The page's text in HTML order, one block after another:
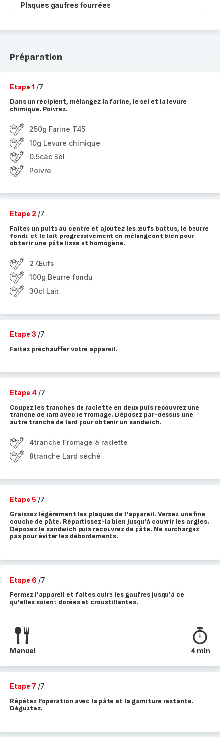
Plaques gaufres fourrées
Préparation
Etape 1 /7
Dans un récipient, mélangez la farine, le sel et la levure
chimique. Poivrez.
250g Farine T45
10g Levure chimique
0.5càc Sel
Poivre
Etape 2 /7
Faites un puits au centre et ajoutez les œufs battus, le beurre
fondu et le lait progressivement en mélangeant bien pour
obtenir une pâte lisse et homogène.
2 Œufs
100g Beurre fondu
30cl Lait
Etape 3 /7
Faites préchauffer votre appareil.
Etape 4 /7
Coupez les tranches de raclette en deux puis recouvrez une
tranche de lard avec le fromage. Déposez par-dessus une
autre tranche de lard pour obtenir un sandwich.
4tranche Fromage à raclette
8tranche Lard séché
Etape 5 /7
Graissez légèrement les plaques de l'appareil. Versez une fine
couche de pâte. Répartissez-la bien jusqu'à couvrir les angles.
Déposez le sandwich puis recouvrez de pâte. Ne surchargez
pas pour éviter les débordements.
Etape 6 /7
Fermez l'appareil et faites cuire les gaufres jusqu'à ce
qu'elles soient dorées et croustillantes.
Manuel 4 min
Etape 7 /7
Répétez l’opération avec la pâte et la garniture restante.
Dégustez.